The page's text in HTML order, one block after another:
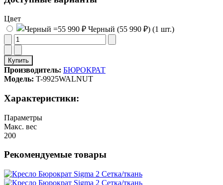
Цвет
Черный (55 990 ₽) (1 шт.)
Купить
Производитель: БЮРОКРАТ
Модель: T-9925WALNUT
Характеристики:
Параметры
Макс. вес
200
Рекомендуемые товары